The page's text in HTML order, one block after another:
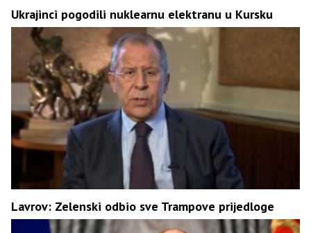
Ukrajinci pogodili nuklearnu elektranu u Kursku
Lavrov: Zelenski odbio sve Trampove prijedloge